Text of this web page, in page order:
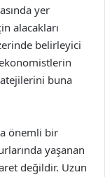
yer
alacakları
belirleyici
ekonomistlerin
buna
önemli bir
yaşanan
değildir. Uzun